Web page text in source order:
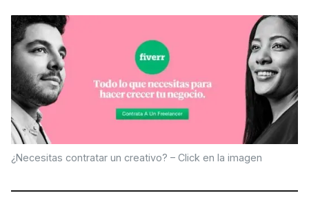
¿Necesitas contratar un creativo? – Click en la imagen